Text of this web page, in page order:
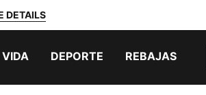
DETAILS
VIDA DEPORTE REBAJAS